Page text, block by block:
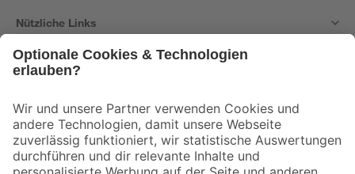
Nützliche Links
Der toom Newsletter: Keine Angebote und Aktionen mehr verpassen!
Zur Newsletter Anmeldung